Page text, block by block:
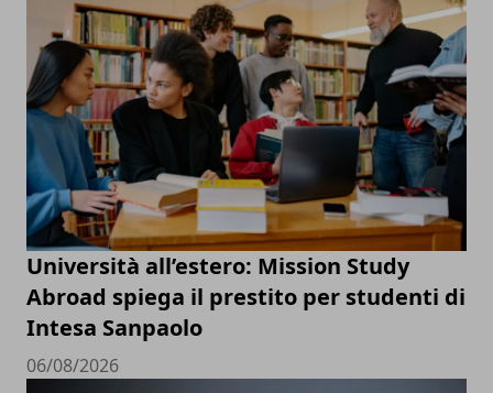
Università all’estero: Mission Study
Abroad spiega il prestito per studenti di
Intesa Sanpaolo
06/08/2026